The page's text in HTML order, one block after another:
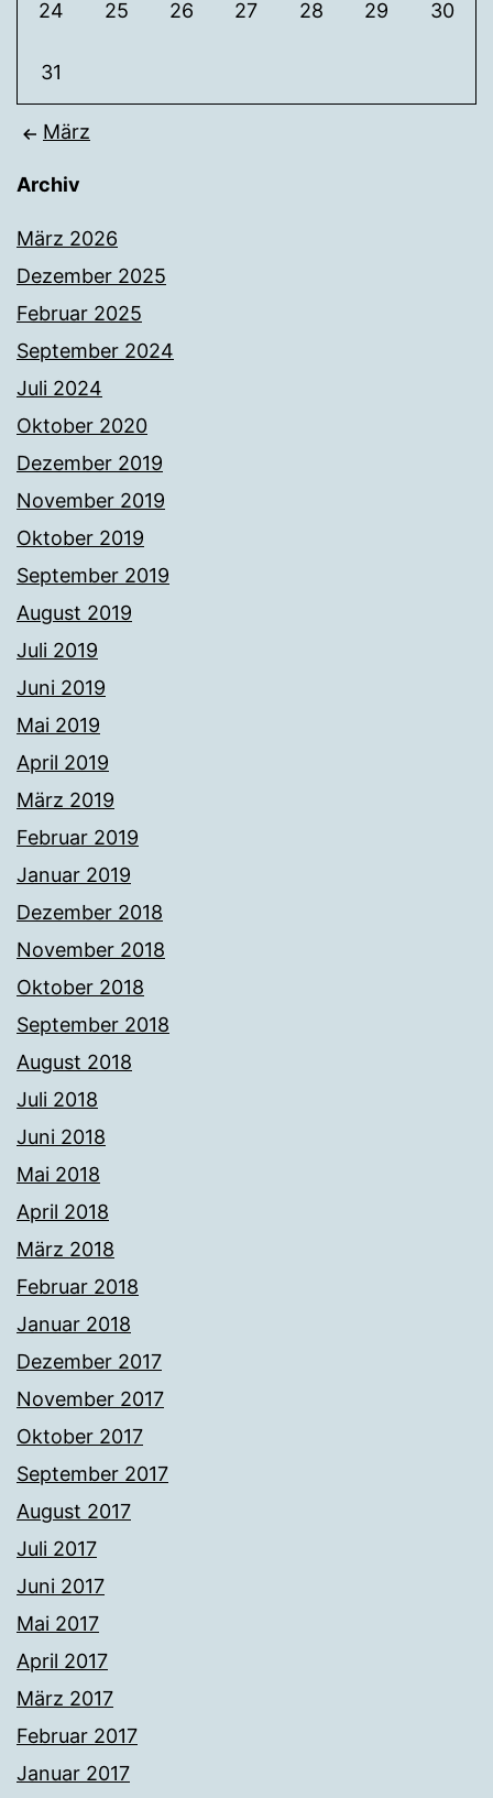
24 25 26 27 28 29 30
31
März
Archiv
März 2026
Dezember 2025
Februar 2025
September 2024
Juli 2024
Oktober 2020
Dezember 2019
November 2019
Oktober 2019
September 2019
August 2019
Juli 2019
Juni 2019
Mai 2019
April 2019
März 2019
Februar 2019
Januar 2019
Dezember 2018
November 2018
Oktober 2018
September 2018
August 2018
Juli 2018
Juni 2018
Mai 2018
April 2018
März 2018
Februar 2018
Januar 2018
Dezember 2017
November 2017
Oktober 2017
September 2017
August 2017
Juli 2017
Juni 2017
Mai 2017
April 2017
März 2017
Februar 2017
Januar 2017